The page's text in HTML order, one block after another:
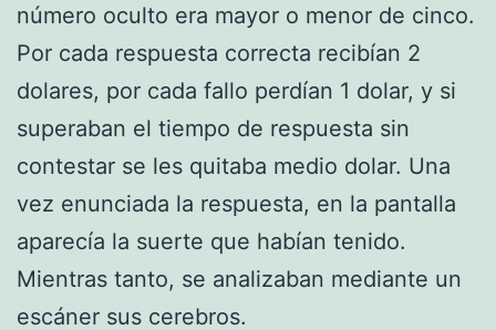
número oculto era mayor o menor de cinco.
Por cada respuesta correcta recibían 2
dolares, por cada fallo perdían 1 dolar, y si
superaban el tiempo de respuesta sin
contestar se les quitaba medio dolar. Una
vez enunciada la respuesta, en la pantalla
aparecía la suerte que habían tenido.
Mientras tanto, se analizaban mediante un
escáner sus cerebros.